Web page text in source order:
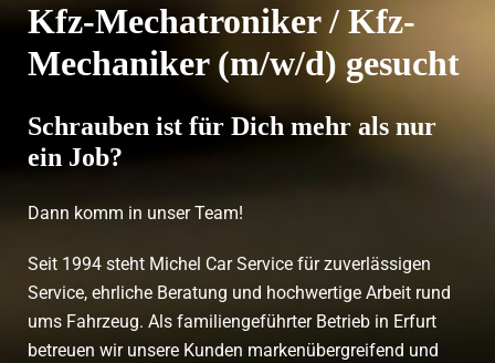
Kfz-Mechatroniker / Kfz-
Mechaniker (m/w/d) gesucht
Schrauben ist für Dich mehr als nur
ein Job?
Dann komm in unser Team!
Seit 1994 steht Michel Car Service für zuverlässigen
Service, ehrliche Beratung und hochwertige Arbeit rund
ums Fahrzeug. Als familiengeführter Betrieb in Erfurt
betreuen wir unsere Kunden markenübergreifend und